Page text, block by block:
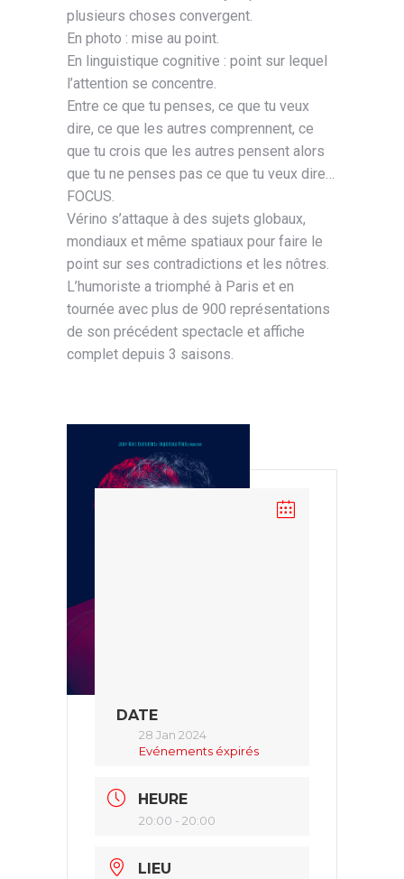
plusieurs choses convergent.
En photo : mise au point.
En linguistique cognitive : point sur lequel
l’attention se concentre.
Entre ce que tu penses, ce que tu veux
dire, ce que les autres comprennent, ce
que tu crois que les autres pensent alors
que tu ne penses pas ce que tu veux dire…
FOCUS.
Vérino s’attaque à des sujets globaux,
mondiaux et même spatiaux pour faire le
point sur ses contradictions et les nôtres.
L’humoriste a triomphé à Paris et en
tournée avec plus de 900 représentations
de son précédent spectacle et affiche
complet depuis 3 saisons.
DATE
28 Jan 2024
Evénements éxpirés
HEURE
20:00 - 20:00
LIEU